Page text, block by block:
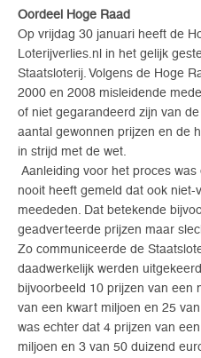
Oordeel Hoge Raad
Op vrijdag 30 januari heeft de
Loterijverlies.nl in het gelijk
Staatsloterij. Volgens de Hoge
2000 en 2008 misleidende
of niet gegarandeerd zijn van
aantal gewonnen prijzen en de
in strijd met de wet.
Aanleiding voor het proces
nooit heeft gemeld dat ook
meededen. Dat betekende
geadverteerde prijzen maar
Zo communiceerde de
daadwerkelijk werden
bijvoorbeeld 10 prijzen van een
van een kwart miljoen en 25
was echter dat 4 prijzen van
miljoen en 3 van 50 duizend